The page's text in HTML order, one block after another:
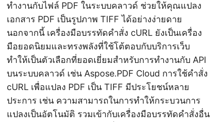
ทำงานกับไฟล์ PDF ในระบบคลาวด์ ช่วยให้คุณแปลง
เอกสาร PDF เป็นรูปภาพ TIFF ได้อย่างง่ายดาย
นอกจากนี้ เครื่องมือบรรทัดคำสั่ง cURL ยังเป็นเครื่อง
มือยอดนิยมและทรงพลังที่ใช้โต้ตอบกับบริการเว็บ
ทำให้เป็นตัวเลือกที่ยอดเยี่ยมสำหรับการทำงานกับ API
บนระบบคลาวด์ เช่น Aspose.PDF Cloud การใช้คำสั่ง
cURL เพื่อแปลง PDF เป็น TIFF มีประโยชน์หลาย
ประการ เช่น ความสามารถในการทำให้กระบวนการ
แปลงเป็นอัตโนมัติ รวมเข้ากับเครื่องมือบรรทัดคำสั่งอื่น